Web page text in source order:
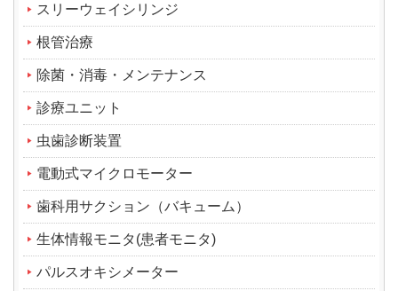
スリーウェイシリンジ
根管治療
除菌・消毒・メンテナンス
診療ユニット
虫歯診断装置
電動式マイクロモーター
歯科用サクション（バキューム）
生体情報モニタ(患者モニタ)
パルスオキシメーター